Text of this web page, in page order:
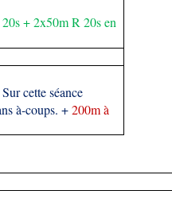
+ 2x50m R 20s en
cette séance
à-coups. +200m à